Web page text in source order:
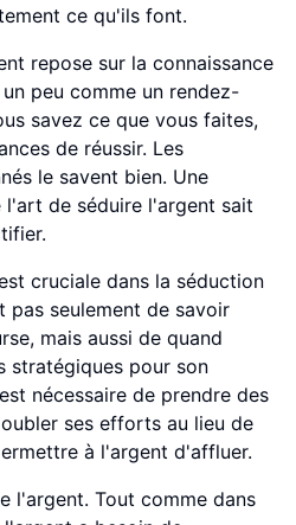
ce qu'ils font.
repose sur la connaissance
peu comme un rendez-
savez ce que vous faites,
de réussir. Les
le savent bien. Une
l'art de séduire l'argent sait
cruciale dans la séduction
pas seulement de savoir
mais aussi de quand
stratégiques pour son
nécessaire de prendre des
ses efforts au lieu de
à l'argent d'affluer.
l'argent. Tout comme dans